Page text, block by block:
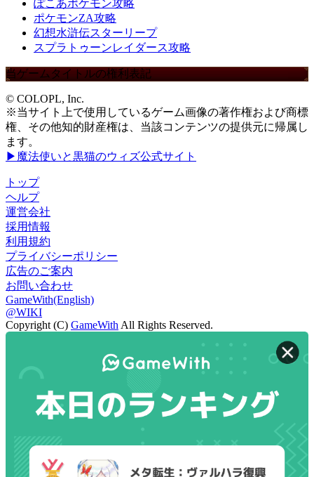
ぽこあポケモン攻略
ポケモンZA攻略
幻想水滸伝スターリープ
スプラトゥーンレイダース攻略
当ゲームタイトルの権利表記
© COLOPL, Inc.
※当サイト上で使用しているゲーム画像の著作権および商標
権、その他知的財産権は、当該コンテンツの提供元に帰属し
ます。
▶魔法使いと黒猫のウィズ公式サイト
トップ
ヘルプ
運営会社
採用情報
利用規約
プライバシーポリシー
広告のご案内
お問い合わせ
GameWith(English)
@WIKI
Copyright (C) GameWith All Rights Reserved.